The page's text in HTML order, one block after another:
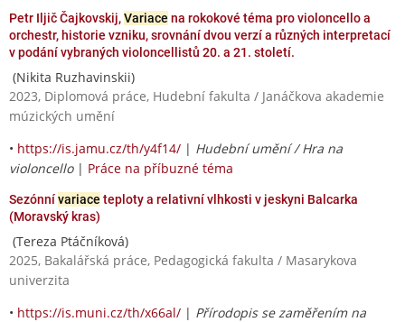
Petr Iljič Čajkovskij,Variace na rokokové téma pro violoncello a
orchestr, historie vzniku, srovnání dvou verzí a různých interpretací
v podání vybraných violoncellistů 20. a 21. století.
(Nikita Ruzhavinskii)
2023, Diplomová práce, Hudební fakulta / Janáčkova akademie
múzických umění
• https://is.jamu.cz/th/y4f14/ | Hudební umění / Hra na
violoncello| Práce na příbuzné téma
Sezónnívariace teploty a relativní vlhkosti v jeskyni Balcarka
(Moravský kras)
(Tereza Ptáčníková)
2025, Bakalářská práce, Pedagogická fakulta / Masarykova
univerzita
• https://is.muni.cz/th/x66al/ | Přírodopis se zaměřením na